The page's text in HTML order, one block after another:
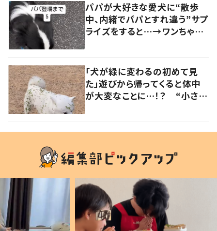
パパが大好きな愛犬に“散歩
中、内緒でパパとすれ違う”サプ
ライズをすると…→ワンちゃん
「犬が緑に変わるの初めて見
た」遊びから帰ってくると体中
が大変なことに…！？ “小さい